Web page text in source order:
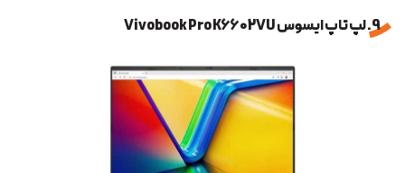
9. لپ تاپ ایسوس Vivobook Pro K6602VU